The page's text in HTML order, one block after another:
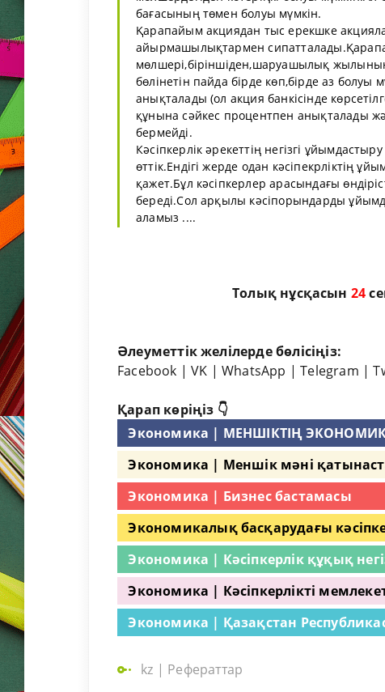
бағасының төмен болуы мүмкін.
Қарапайым акциядан тыс ерекшке
айырмашылықтармен
мөлшері,біріншіден,шаруашылық
бөлінетін пайда бірде көп,бірде аз
анықталады (ол акция банкісінде
құнына сәйкес процентпен анықталады
бермейді.
Кәсіпкерлік әрекеттің негізгі
өттік.Ендігі жерде одан кәсіпекрліктің
қажет.Бұл кәсіпкерлер арасындағы
береді.Сол арқылы кәсіпорындарды
аламыз ....
Толық нұсқасын 23
Әлеуметтік желілерде бөлісіңіз:
Facebook |VK |WhatsApp |Telegram |
Қарап көріңіз 👇
Экономика | МЕНШІКТІҢ
Экономика | Меншік мәні
Экономика | Бизнес бастамасы
Экономикалық басқарудағы
Экономика | Кәсіпкерлік құқық
Экономика | Кәсіпкерлікті
Экономика | Қазақстан
kz | Рефераттар